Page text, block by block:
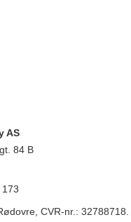
AS
84 B
CVR-nr.: